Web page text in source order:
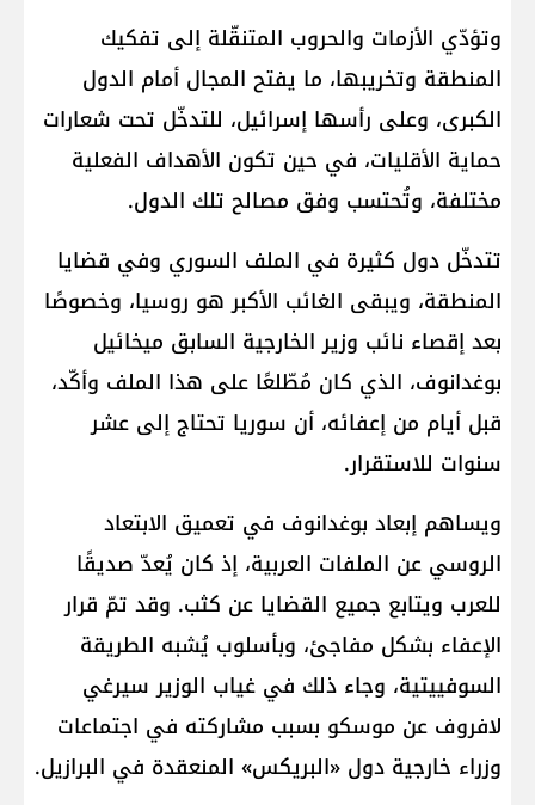
وتؤدّي الأزمات والحروب المتنقّلة إلى تفكيك
المنطقة وتخريبها، ما يفتح المجال أمام الدول
الكبرى، وعلى رأسها إسرائيل، للتدخّل تحت شعارات
حماية الأقليات، في حين تكون الأهداف الفعلية
مختلفة، وتُحتسب وفق مصالح تلك الدول.
تتدخّل دول كثيرة في الملف السوري وفي قضايا
المنطقة، ويبقى الغائب الأكبر هو روسيا، وخصوصًا
بعد إقصاء نائب وزير الخارجية السابق ميخائيل
بوغدانوف، الذي كان مُطّلعًا على هذا الملف وأكّد،
قبل أيام من إعفائه، أن سوريا تحتاج إلى عشر
سنوات للاستقرار.
ويساهم إبعاد بوغدانوف في تعميق الابتعاد
الروسي عن الملفات العربية، إذ كان يُعدّ صديقًا
للعرب ويتابع جميع القضايا عن كثب. وقد تمّ قرار
الإعفاء بشكل مفاجئ، وبأسلوب يُشبه الطريقة
السوفييتية، وجاء ذلك في غياب الوزير سيرغي
لافروف عن موسكو بسبب مشاركته في اجتماعات
وزراء خارجية دول «البريكس» المنعقدة في البرازيل.